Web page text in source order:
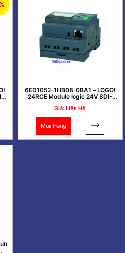
6ED1052-1HB08-0BA1 – LOGO!
24RCE Module logic 24V 8DI-
Giá: Liên Hệ
Mua Hàng